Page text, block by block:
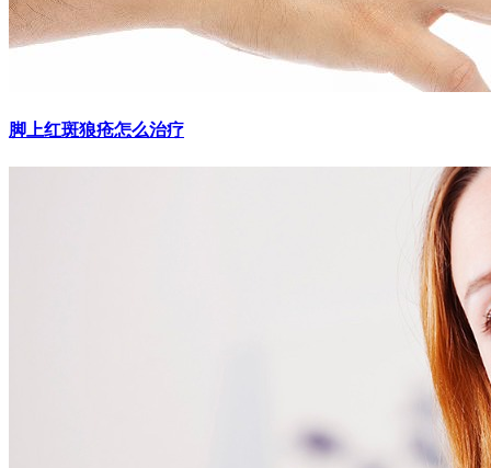
脚上红斑狼疮怎么治疗